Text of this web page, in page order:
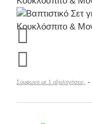
Σύμφωνα με 1 αξιολογήσεις. -